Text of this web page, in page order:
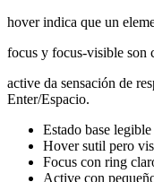
hover indica que un
focus y focus-visible son
active da sensación de
Enter/Espacio.
Estado base
Hover sutil pero
Focus con ring
Active con